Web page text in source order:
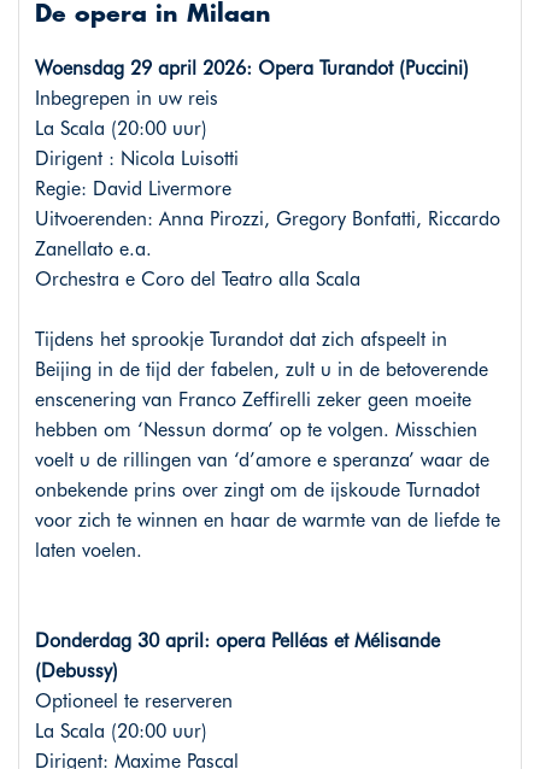
De opera in Milaan
Woensdag 29 april 2026: Opera Turandot (Puccini)
Inbegrepen in uw reis
La Scala (20:00 uur)
Dirigent : Nicola Luisotti
Regie: David Livermore
Uitvoerenden: Anna Pirozzi, Gregory Bonfatti, Riccardo
Zanellato e.a.
Orchestra e Coro del Teatro alla Scala
Tijdens het sprookje Turandot dat zich afspeelt in
Beijing in de tijd der fabelen, zult u in de betoverende
enscenering van Franco Zeffirelli zeker geen moeite
hebben om ‘Nessun dorma’ op te volgen. Misschien
voelt u de rillingen van ‘d’amore e speranza’ waar de
onbekende prins over zingt om de ijskoude Turnadot
voor zich te winnen en haar de warmte van de liefde te
laten voelen.
Donderdag 30 april: opera Pelléas et Mélisande
(Debussy)
Optioneel te reserveren
La Scala (20:00 uur)
Dirigent: Maxime Pascal